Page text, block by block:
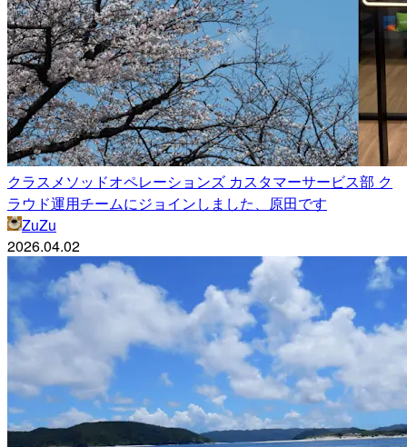
クラスメソッドオペレーションズ カスタマーサービス部 ク
ラウド運用チームにジョインしました、原田です
ZuZu
2026.04.02